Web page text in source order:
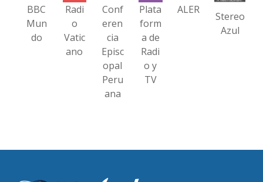
BBC
Mun
do
Radi
o
Vatic
ano
Conf
eren
cia
Episc
opal
Peru
ana
Plata
form
a de
Radi
o y
TV
ALER
Stereo
Azul